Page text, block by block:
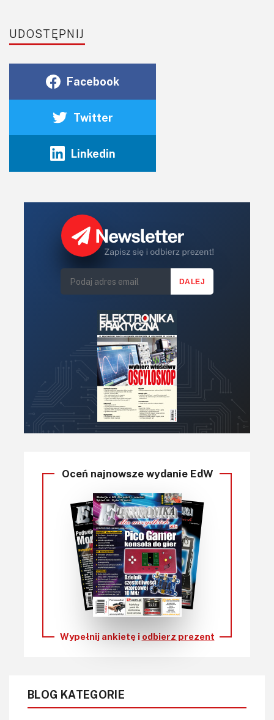
UDOSTĘPNIJ
Facebook
Twitter
Linkedin
Oceń najnowsze wydanie EdW
Wypełnij ankietę i odbierz prezent
BLOG KATEGORIE